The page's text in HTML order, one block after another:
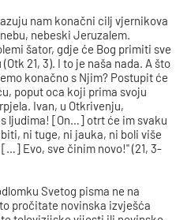
nam konačni cilj vjernikova
nebeski Jeruzalem.
šator, gdje će Bog primiti sve
21, 3). I to je naša nada. A što
konačno s Njim? Postupit će
poput oca koji prima svoju
Ivan, u Otkrivenju,
ljudima! [On…] otrt će im svaku
ni tuge, ni jauka, ni boli više
Evo, sve činim novo!" (21, 3-
Svetog pisma ne na
pročitate novinska izvješća